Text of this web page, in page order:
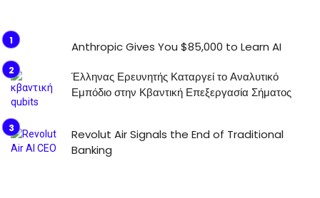
Anthropic Gives You $85,000 to Learn AI
Έλληνας Ερευνητής Καταργεί το Αναλυτικό
Εμπόδιο στην Κβαντική Επεξεργασία Σήματος
Revolut Air Signals the End of Traditional
Banking